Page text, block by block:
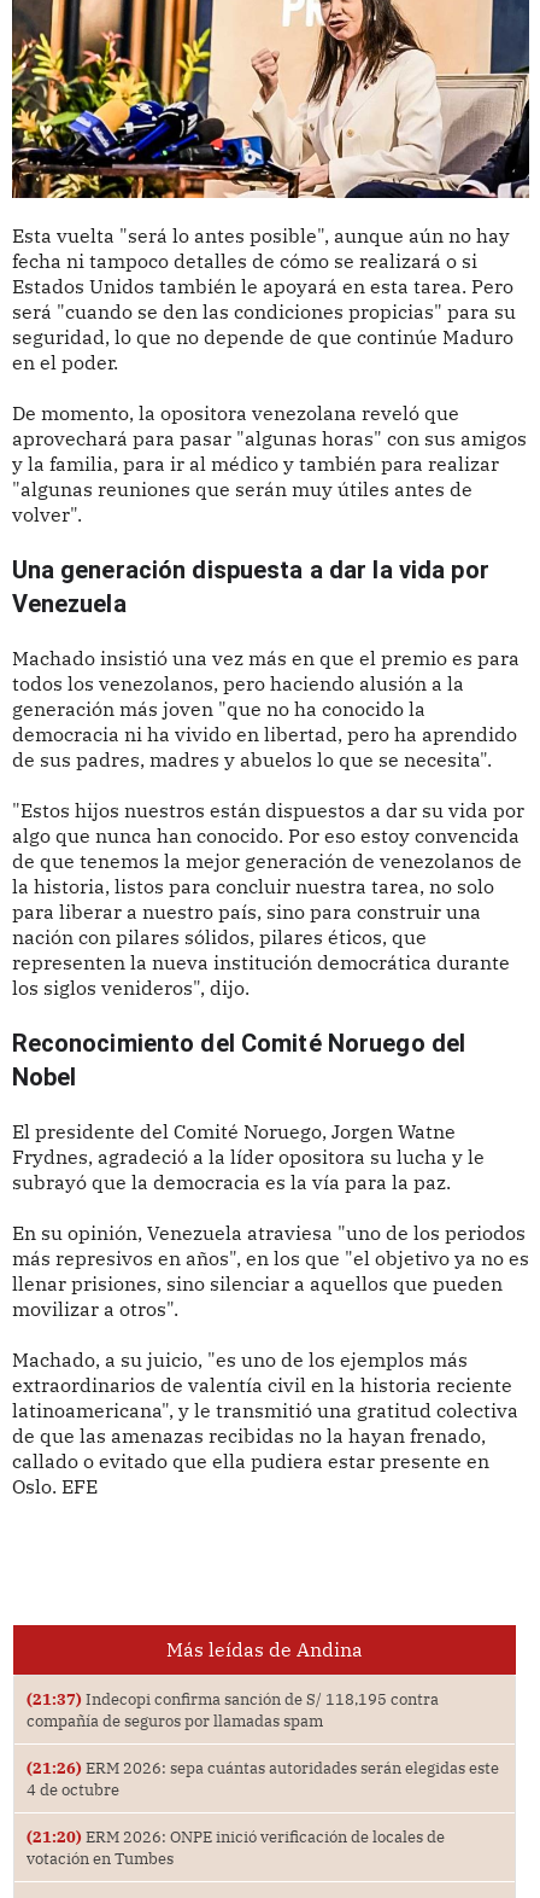
Esta vuelta "será lo antes posible", aunque aún no hay
fecha ni tampoco detalles de cómo se realizará o si
Estados Unidos también le apoyará en esta tarea. Pero
será "cuando se den las condiciones propicias" para su
seguridad, lo que no depende de que continúe Maduro
en el poder.
De momento, la opositora venezolana reveló que
aprovechará para pasar "algunas horas" con sus amigos
y la familia, para ir al médico y también para realizar
"algunas reuniones que serán muy útiles antes de
volver".
Una generación dispuesta a dar la vida por
Venezuela
Machado insistió una vez más en que el premio es para
todos los venezolanos, pero haciendo alusión a la
generación más joven "que no ha conocido la
democracia ni ha vivido en libertad, pero ha aprendido
de sus padres, madres y abuelos lo que se necesita".
"Estos hijos nuestros están dispuestos a dar su vida por
algo que nunca han conocido. Por eso estoy convencida
de que tenemos la mejor generación de venezolanos de
la historia, listos para concluir nuestra tarea, no solo
para liberar a nuestro país, sino para construir una
nación con pilares sólidos, pilares éticos, que
representen la nueva institución democrática durante
los siglos venideros", dijo.
Reconocimiento del Comité Noruego del
Nobel
El presidente del Comité Noruego, Jorgen Watne
Frydnes, agradeció a la líder opositora su lucha y le
subrayó que la democracia es la vía para la paz.
En su opinión, Venezuela atraviesa "uno de los periodos
más represivos en años", en los que "el objetivo ya no es
llenar prisiones, sino silenciar a aquellos que pueden
movilizar a otros".
Machado, a su juicio, "es uno de los ejemplos más
extraordinarios de valentía civil en la historia reciente
latinoamericana", y le transmitió una gratitud colectiva
de que las amenazas recibidas no la hayan frenado,
callado o evitado que ella pudiera estar presente en
Oslo. EFE
Más leídas de Andina
(21:37) Indecopi confirma sanción de S/ 118,195 contra
compañía de seguros por llamadas spam
(21:26) ERM 2026: sepa cuántas autoridades serán elegidas este
4 de octubre
(21:20) ERM 2026: ONPE inició verificación de locales de
votación en Tumbes